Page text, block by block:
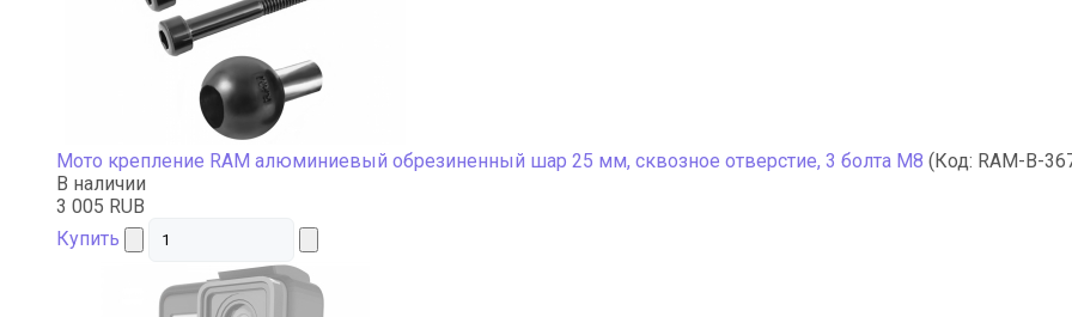
Мото крепление RAM алюминиевый обрезиненный шар 25 мм, сквозное отверстие, 3 болта M8 (Код: RAM-B-
В наличии
3 005 RUB
Купить